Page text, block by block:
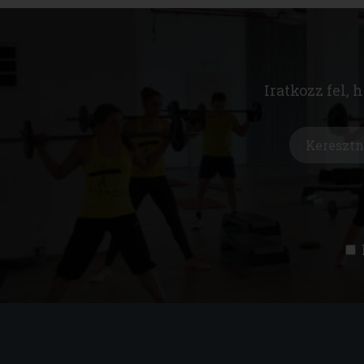
Iratkozz fel,